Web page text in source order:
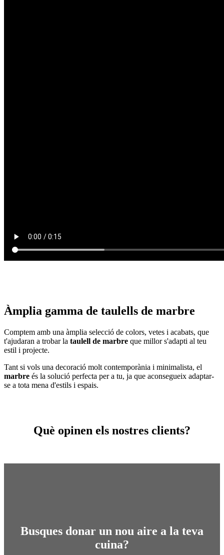
Àmplia gamma de taulells de marbre
Comptem amb una àmplia selecció de colors, vetes i acabats, que
t'ajudaran a trobar la taulell de marbre que millor s'adapti al teu
estil i projecte.
Tant si vols una decoració molt contemporània i minimalista, el
marbre és la solució perfecta per a tu, ja que aconsegueix adaptar-
se a tota mena d'estils i espais.
Què opinen els nostres clients?
Busques donar un nou aire a la teva
cuina?